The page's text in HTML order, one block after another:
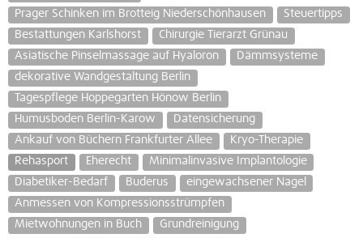
Prager Schinken im Brotteig Niederschönhausen
Steuertipps
Bestattungen Karlshorst
Chirurgie Tierarzt Grünau
Asiatische Pinselmassage auf Hyaloron
Dämmsysteme
dekorative Wandgestaltung Berlin
Tagespflege Hoppegarten Hönow Berlin
Humusboden Berlin-Karow
Datensicherung
Ankauf von Büchern Frankfurter Allee
Kryo-Therapie
Rehasport
Eherecht
Minimalinvasive Implantologie
Diabetiker-Bedarf
Buderus
eingewachsener Nagel
Anmessen von Kompressionsstrümpfen
Mietwohnungen in Buch
Grundreinigung